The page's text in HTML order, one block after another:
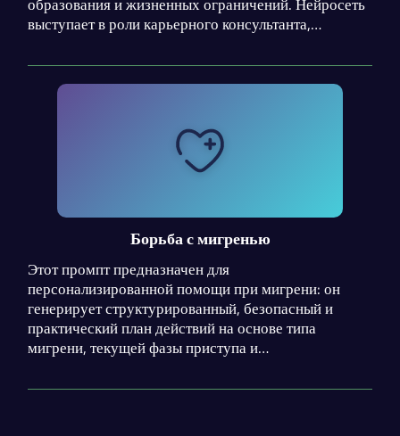
выступает в роли карьерного консультанта,
объясняет причины каждой рекомендации.
Результат включает рейтинг профессий, возможные
Борьба с мигренью
Этот промпт предназначен для
персонализированной помощи при мигрени: он
генерирует структурированный, безопасный и
практический план действий на основе типа
мигрени, текущей фазы приступа и
анализирует данные, предлагает немедленные меры